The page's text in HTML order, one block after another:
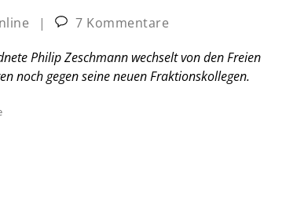
|
7 Kommentare
Philip Zeschmann wechselt von den Freien
noch gegen seine neuen Fraktionskollegen.